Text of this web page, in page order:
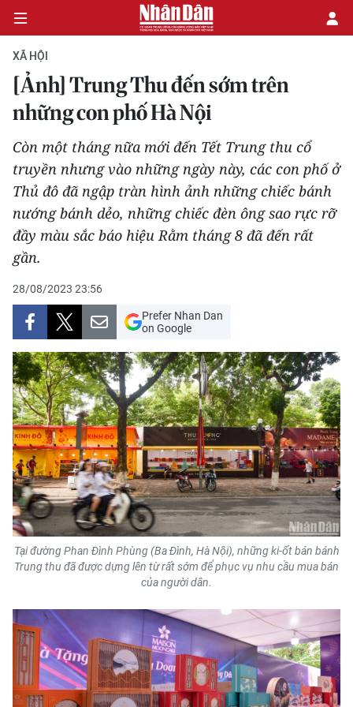
CHÍNH TRỊ
KINH TẾ
VĂN HÓA
XÃ HỘI
PHÁP LUẬT
DU LỊCH
THẾ GIỚI
THỂ THAO
GIÁO DỤC
Y TẾ
KHOA HỌC - CÔNG NGHỆ
MÔI TRƯỜNG
BẠN ĐỌC
TRI THỨC CHUYÊN SÂU
54 DÂN TỘC VIỆT NAM
XÃ HỘI
[Ảnh] Trung Thu đến sớm trên
những con phố Hà Nội
Còn một tháng nữa mới đến Tết Trung thu cổ
truyền nhưng vào những ngày này, các con phố ở
Thủ đô đã ngập tràn hình ảnh những chiếc bánh
nướng bánh dẻo, những chiếc đèn ông sao rực rỡ
đầy màu sắc báo hiệu Rằm tháng 8 đã đến rất
gần.
28/08/2023 23:56
Prefer Nhan Dan
on Google
Tại đường Phan Đình Phùng (Ba Đình, Hà Nội), những ki-ốt bán bánh
Trung thu đã được dựng lên từ rất sớm để phục vụ nhu cầu mua bán
của người dân.